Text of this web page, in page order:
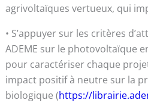
agrivoltaïques vertueux, qui
• S’appuyer sur les critères
ADEME sur le photovoltaïque
pour caractériser chaque
impact positif à neutre sur la
biologique (https://